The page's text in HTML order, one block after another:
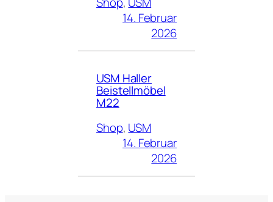
14. Februar
2026
USM Haller
Beistellmöbel
M22
Shop, USM
14. Februar
2026